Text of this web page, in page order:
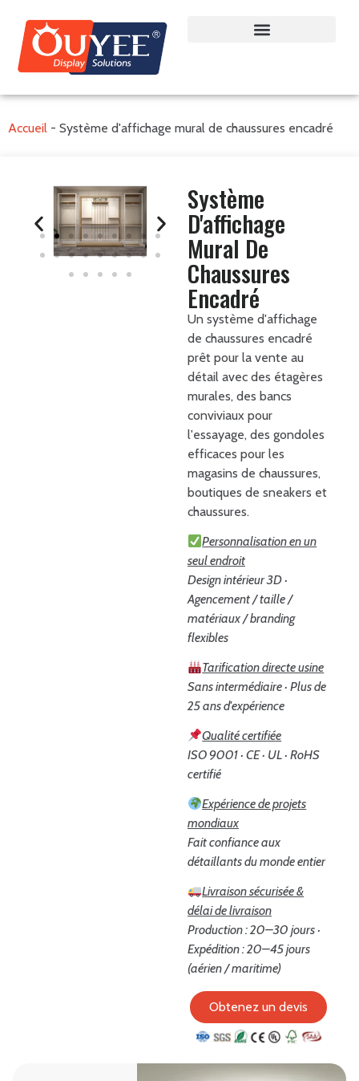
Accueil - Système d'affichage mural de chaussures encadré
Système
D'affichage
Mural De
Chaussures
Encadré
Un système d'affichage
de chaussures encadré
prêt pour la vente au
détail avec des étagères
murales, des bancs
conviviaux pour
l'essayage, des gondoles
efficaces pour les
magasins de chaussures,
boutiques de sneakers et
chaussures.
Personnalisation en un
seul endroit
Design intérieur 3D ·
Agencement / taille /
matériaux / branding
flexibles
Tarification directe usine
Sans intermédiaire · Plus de
25 ans d'expérience
Qualité certifiée
ISO 9001 · CE · UL · RoHS
certifié
Expérience de projets
mondiaux
Fait confiance aux
détaillants du monde entier
Livraison sécurisée &
délai de livraison
Production : 20–30 jours ·
Expédition : 20–45 jours
(aérien / maritime)
Obtenez un devis